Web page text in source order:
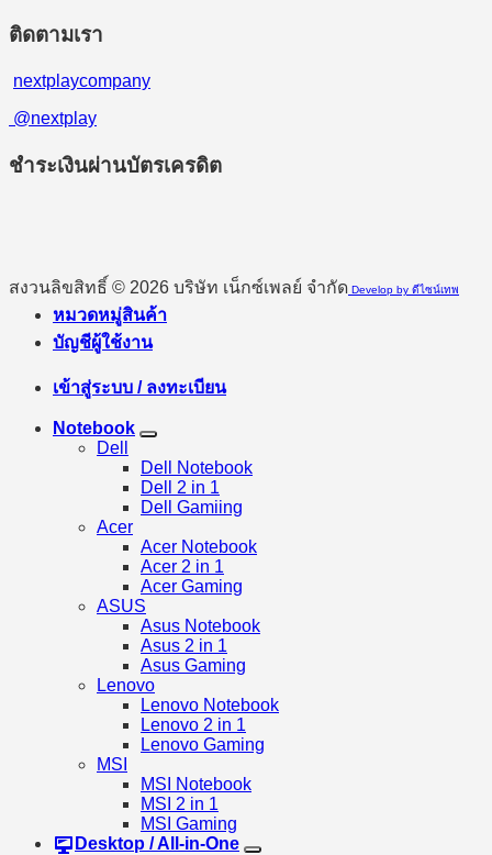
ติดตามเรา
nextplaycompany
@nextplay
ชำระเงินผ่านบัตรเครดิต
สงวนลิขสิทธิ์ © 2026 บริษัท เน็กซ์เพลย์ จำกัด Develop by ดีไซน์เทพ
หมวดหมู่สินค้า
บัญชีผู้ใช้งาน
เข้าสู่ระบบ / ลงทะเบียน
Notebook
Dell
Dell Notebook
Dell 2 in 1
Dell Gamiing
Acer
Acer Notebook
Acer 2 in 1
Acer Gaming
ASUS
Asus Notebook
Asus 2 in 1
Asus Gaming
Lenovo
Lenovo Notebook
Lenovo 2 in 1
Lenovo Gaming
MSI
MSI Notebook
MSI 2 in 1
MSI Gaming
Desktop / All-in-One